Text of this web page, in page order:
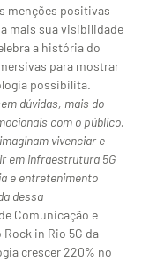
menções positivas
mais sua visibilidade
a história do
para mostrar
possibilita.
dúvidas, mais do
com o público,
vivenciar e
em infraestrutura 5G
e entretenimento
dessa
Comunicação e
in Rio 5G da
crescer 220% no